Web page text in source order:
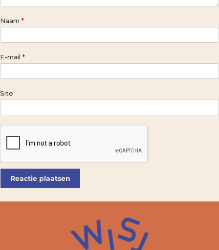
Naam *
E-mail *
Site